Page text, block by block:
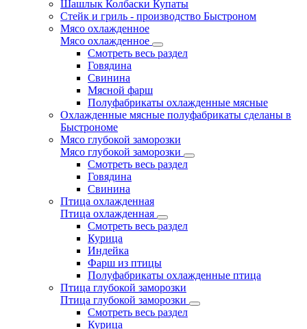
Шашлык Колбаски Купаты
Стейк и гриль - производство Быстроном
Мясо охлажденное
Мясо охлажденное
Смотреть весь раздел
Говядина
Свинина
Мясной фарш
Полуфабрикаты охлажденные мясные
Охлажденные мясные полуфабрикаты сделаны в
Быстрономе
Мясо глубокой заморозки
Мясо глубокой заморозки
Смотреть весь раздел
Говядина
Свинина
Птица охлажденная
Птица охлажденная
Смотреть весь раздел
Курица
Индейка
Фарш из птицы
Полуфабрикаты охлажденные птица
Птица глубокой заморозки
Птица глубокой заморозки
Смотреть весь раздел
Курица